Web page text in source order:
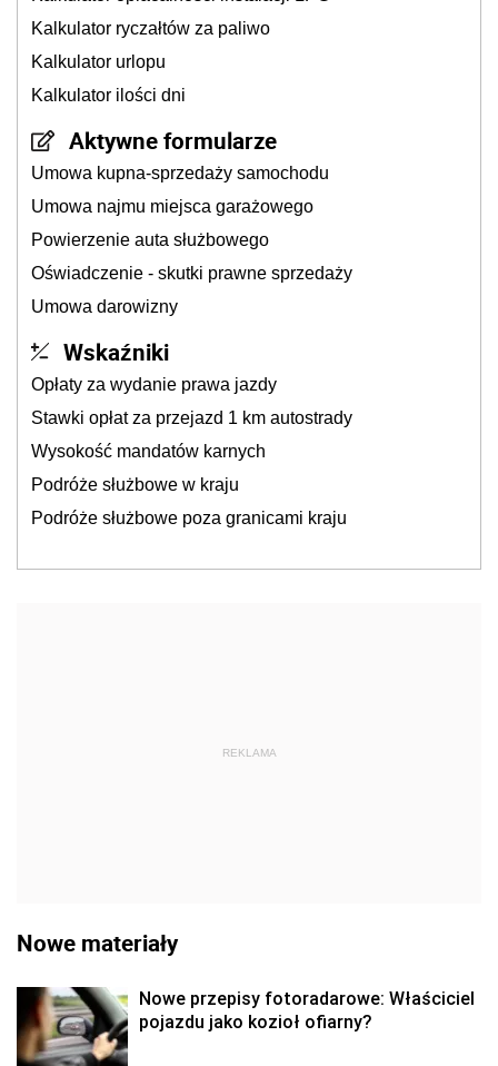
Kalkulator ryczałtów za paliwo
Kalkulator urlopu
Kalkulator ilości dni
Aktywne formularze
Umowa kupna-sprzedaży samochodu
Umowa najmu miejsca garażowego
Powierzenie auta służbowego
Oświadczenie - skutki prawne sprzedaży
Umowa darowizny
Wskaźniki
Opłaty za wydanie prawa jazdy
Stawki opłat za przejazd 1 km autostrady
Wysokość mandatów karnych
Podróże służbowe w kraju
Podróże służbowe poza granicami kraju
REKLAMA
Nowe materiały
Nowe przepisy fotoradarowe: Właściciel
pojazdu jako kozioł ofiarny?